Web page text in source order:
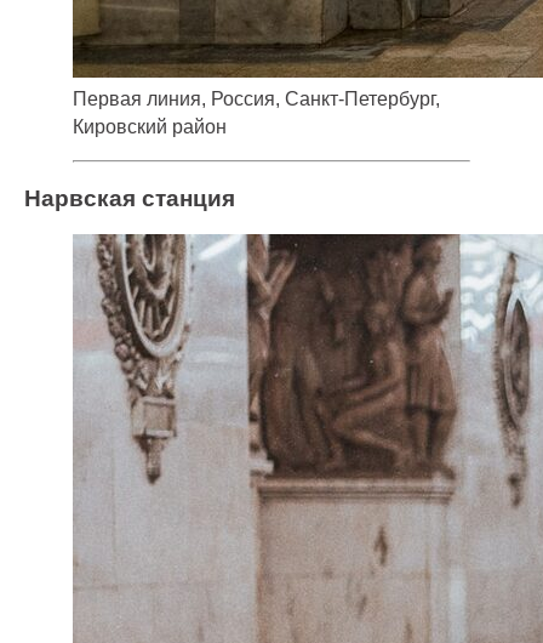
Первая линия, Россия, Санкт-Петербург,
Кировский район
Нарвская станция